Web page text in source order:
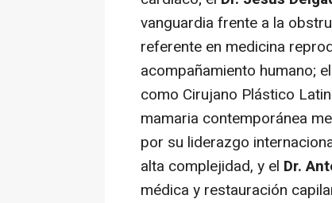
vanguardia frente a la
referente en medicina
acompañamiento humano; el
como Cirujano Plástico
mamaria contemporánea
por su liderazgo
alta complejidad, y el Dr.
médica y restauración